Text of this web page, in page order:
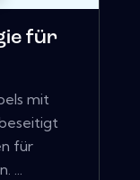
für
mit
für
...